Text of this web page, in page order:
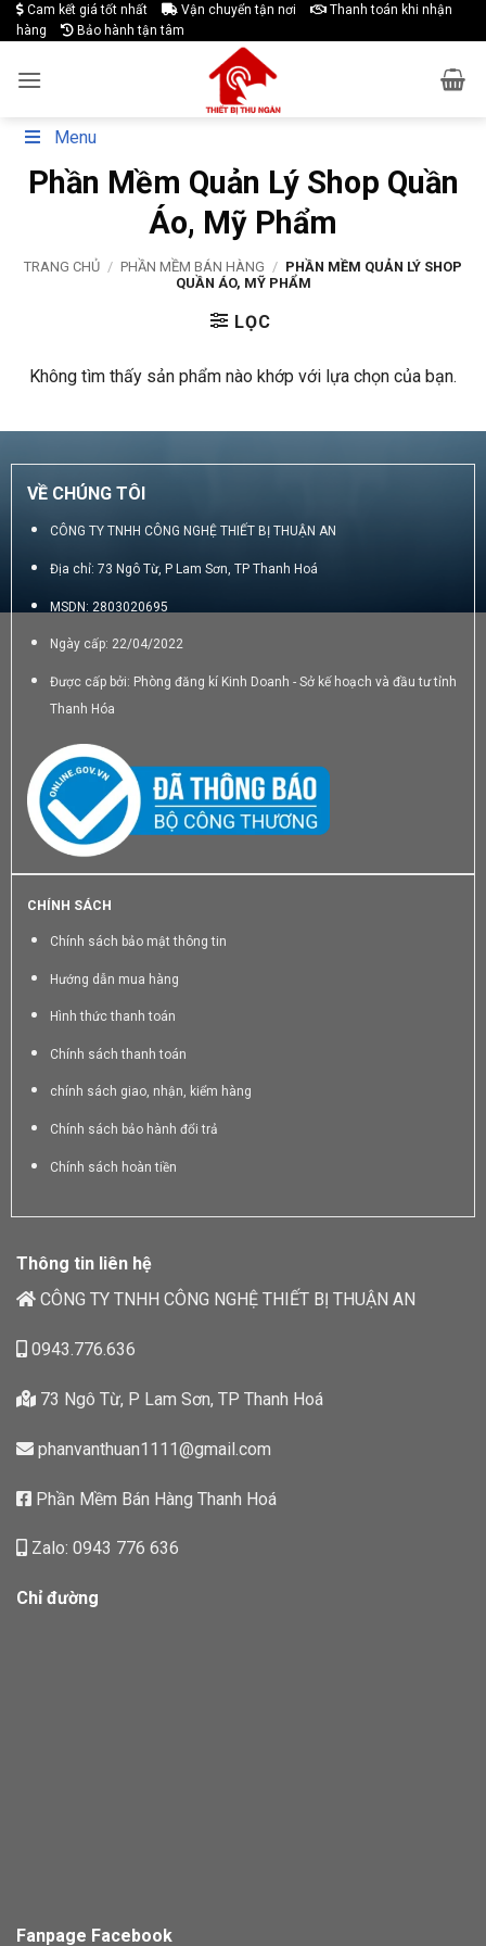
Skip
to
Cam kết giá tốt nhất Vận chuyển tận nơi
Thanh toán khi nhận
hàng
Bảo hành tận tâm
Menu
Phần Mềm Quản Lý Shop Quần
Áo, Mỹ Phẩm
TRANG CHỦ / PHẦN MỀM BÁN HÀNG / PHẦN MỀM QUẢN LÝ SHOP
QUẦN ÁO, MỸ PHẨM
LỌC
Không tìm thấy sản phẩm nào khớp với lựa chọn của bạn.
VỀ CHÚNG TÔI
CÔNG TY TNHH CÔNG NGHỆ THIẾT BỊ THUẬN AN
Địa chỉ: 73 Ngô Từ, P Lam Sơn, TP Thanh Hoá
MSDN: 2803020695
Ngày cấp: 22/04/2022
Được cấp bởi: Phòng đăng kí Kinh Doanh - Sở kế hoạch và đầu tư tỉnh
Thanh Hóa
CHÍNH SÁCH
Chính sách bảo mật thông tin
Hướng dẫn mua hàng
Hình thức thanh toán
Chính sách thanh toán
chính sách giao, nhận, kiểm hàng
Chính sách bảo hành đổi trả
Chính sách hoàn tiền
Thông tin liên hệ
CÔNG TY TNHH CÔNG NGHỆ THIẾT BỊ THUẬN AN
0943.776.636
73 Ngô Từ, P Lam Sơn, TP Thanh Hoá
phanvanthuan1111@gmail.com
Phần Mềm Bán Hàng Thanh Hoá
Zalo: 0943 776 636
Chỉ đường
Fanpage Facebook